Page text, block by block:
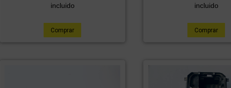
incluido
Comprar
incluido
Comprar